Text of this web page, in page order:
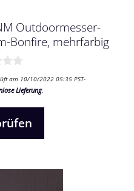
Outdoormesser-
Bonfire, mehrfarbig
am 10/10/2022 05:35 PST-
Lieferung.